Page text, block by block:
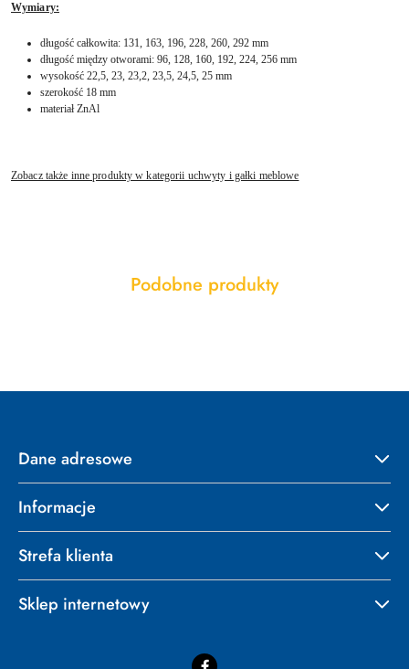
Wymiary:
długość całkowita: 131, 163, 196, 228, 260, 292 mm
długość między otworami: 96, 128, 160, 192, 224, 256 mm
wysokość 22,5, 23, 23,2, 23,5, 24,5, 25 mm
szerokość 18 mm
materiał ZnAl
Zobacz także inne produkty w kategorii uchwyty i gałki meblowe
Pomiń karuzelę produktów
Produkty
Podobne produkty
Dane adresowe
Informacje
Strefa klienta
Sklep internetowy